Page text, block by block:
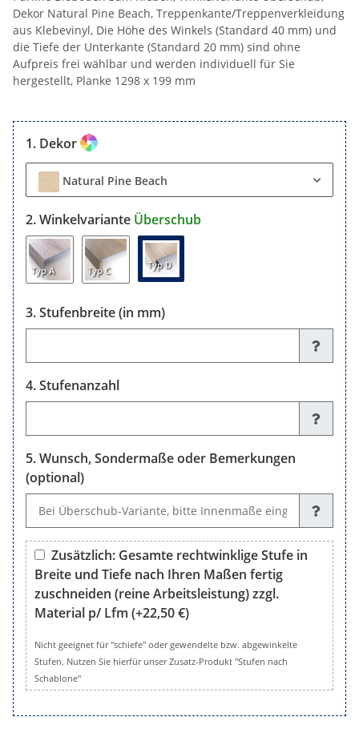
Dekor Natural Pine Beach, Treppenkante/Treppenverkleidung
aus Klebevinyl, Die Höhe des Winkels (Standard 40 mm) und
die Tiefe der Unterkante (Standard 20 mm) sind ohne
Aufpreis frei wählbar und werden individuell für Sie
hergestellt, Planke 1298 x 199 mm
Dekor
Natural Pine Beach
Winkelvariante Überschub
Typ A Typ C Typ D
Stufenbreite (in mm)
Stufenanzahl
Wunsch, Sondermaße oder Bemerkungen
(optional)
Zusätzlich: Gesamte rechtwinklige Stufe in
Breite und Tiefe nach Ihren Maßen fertig
zuschneiden (reine Arbeitsleistung) zzgl.
Material p/ Lfm (+22,50 €)
Zusätzlich: Gesamte rechtwinklige Stufe in Breite und
Nicht geeignet für "schiefe" oder gewendelte bzw. abgewinkelte
Stufen. Nutzen Sie hierfür unser Zusatz-Produkt "Stufen nach
Schablone"